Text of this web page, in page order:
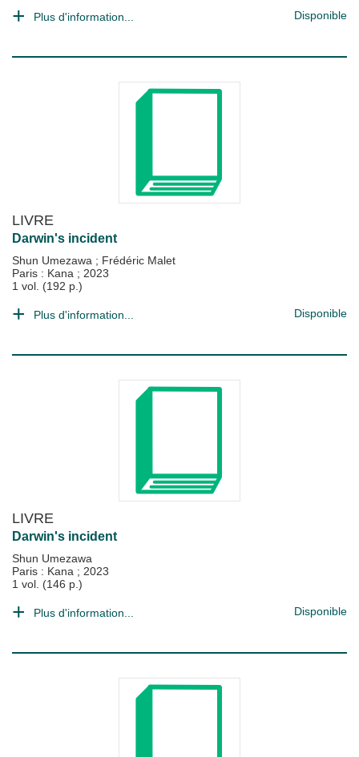
Plus d'information... Disponible
LIVRE
Darwin's incident
Shun Umezawa ; Frédéric Malet
Paris : Kana ; 2023
1 vol. (192 p.)
Plus d'information... Disponible
LIVRE
Darwin's incident
Shun Umezawa
Paris : Kana ; 2023
1 vol. (146 p.)
Plus d'information... Disponible